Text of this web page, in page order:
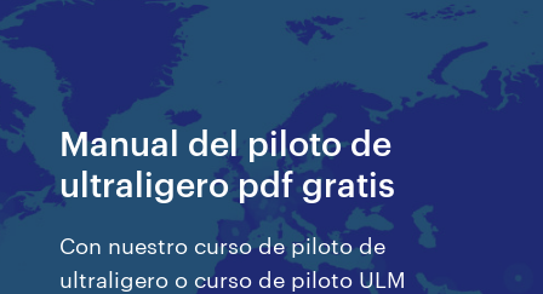
Manual del piloto de
ultraligero pdf gratis
Con nuestro curso de piloto de
ultraligero o curso de piloto ULM